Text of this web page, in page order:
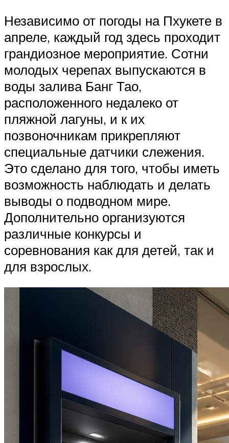
Независимо от погоды на Пхукете в
апреле, каждый год здесь проходит
грандиозное мероприятие. Сотни
молодых черепах выпускаются в
воды залива Банг Тао,
расположенного недалеко от
пляжной лагуны, и к их
позвоночникам прикрепляют
специальные датчики слежения.
Это сделано для того, чтобы иметь
возможность наблюдать и делать
выводы о подводном мире.
Дополнительно организуются
различные конкурсы и
соревнования как для детей, так и
для взрослых.